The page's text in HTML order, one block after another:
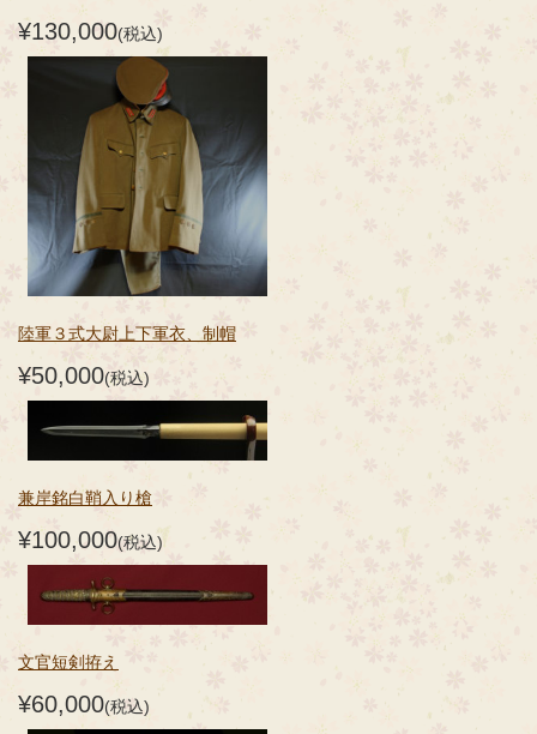
¥130,000(税込)
陸軍３式大尉上下軍衣、制帽
¥50,000(税込)
兼岸銘白鞘入り槍
¥100,000(税込)
文官短剣拵え
¥60,000(税込)